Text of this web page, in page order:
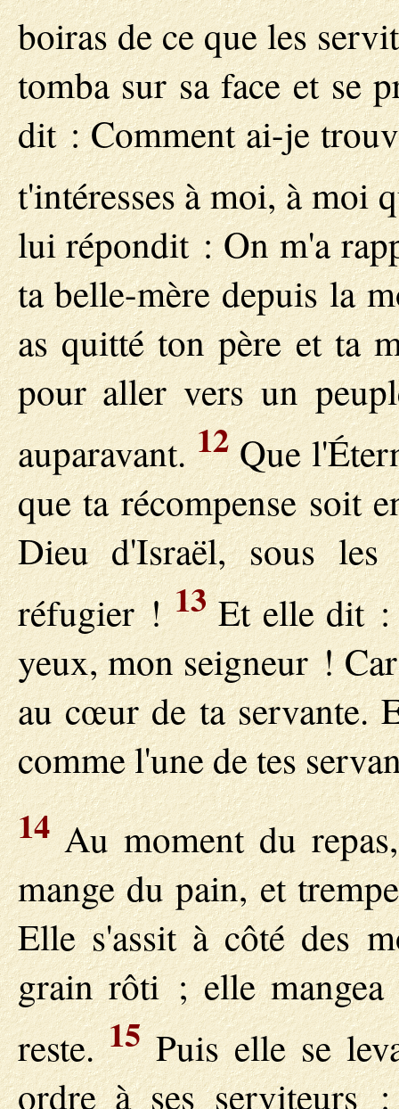
boiras de ce que les
tomba sur sa face et se
dit : Comment ai-je
t'intéresses à moi, à moi
lui répondit : On m'a
ta belle-mère depuis la
as quitté ton père et ta
pour aller vers un
auparavant.12Que
que ta récompense soit
Dieu d'Israël, sous
réfugier !13Et elle dit :
yeux, mon seigneur !
au cœur de ta servante.
comme l'une de tes
14Au moment du
mange du pain, et
Elle s'assit à côté des
grain rôti ; elle mangea
reste.15Puis elle se
ordre à ses serviteurs